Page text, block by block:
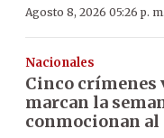
Agosto 8, 2026 05:26 p. m.
Nacionales
Cinco crímenes
marcan la
conmocionan al